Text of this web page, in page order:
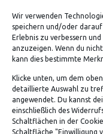
Wir verwenden
speichern und/oder
Erlebnis zu verbessern
anzuzeigen. Wenn du
kann dies bestimmte
Klicke unten, um dem
detaillierte Auswahl zu
angewendet. Du kannst
einschließlich des
Schaltflächen in der
Schaltfläche "Einwilligung
ADRESSE
Von Tiling GmbH